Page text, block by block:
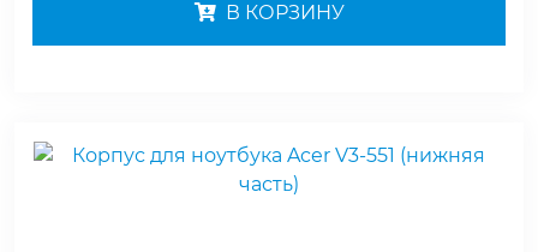
В КОРЗИНУ